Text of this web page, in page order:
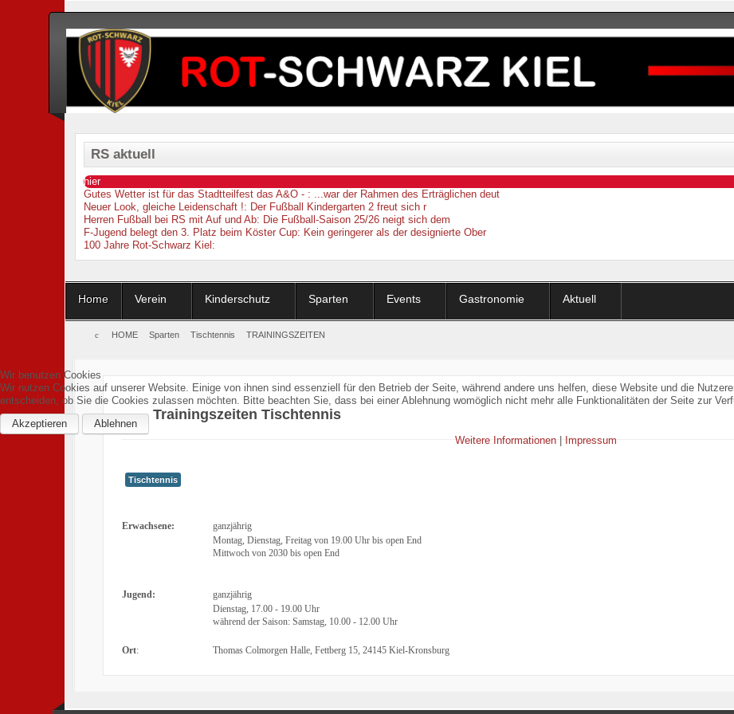
RS aktuell
hier
Gutes Wetter ist für das Stadtteilfest das A&O - : ...war der Rahmen des Erträglichen deut
Neuer Look, gleiche Leidenschaft !: Der Fußball Kindergarten 2 freut sich r
Herren Fußball bei RS mit Auf und Ab: Die Fußball-Saison 25/26 neigt sich dem
F-Jugend belegt den 3. Platz beim Köster Cup: Kein geringerer als der designierte Ober
100 Jahre Rot-Schwarz Kiel :
Home Verein Kinderschutz Sparten Events Gastronomie Aktuell
HOME Sparten Tischtennis TRAININGSZEITEN
Trainingszeiten Tischtennis
Tischtennis
Erwachsene:
ganzjährig
Montag, Dienstag, Freitag von 19.00 Uhr bis open End
Mittwoch von 2030 bis open End
Jugend:
ganzjährig
Dienstag, 17.00 - 19.00 Uhr
während der Saison: Samstag, 10.00 - 12.00 Uhr
Ort: Thomas Colmorgen Halle, Fettberg 15, 24145 Kiel-Kronsburg
Wir benutzen Cookies
Wir nutzen Cookies auf unserer Website. Einige von ihnen sind essenziell für den Betrieb der Seite, während andere uns helfen, diese Website und die
entscheiden, ob Sie die Cookies zulassen möchten. Bitte beachten Sie, dass bei einer Ablehnung womöglich nicht mehr alle Funktionalitäten der Seite zur
Akzeptieren
Ablehnen
Weitere Informationen| Impressum